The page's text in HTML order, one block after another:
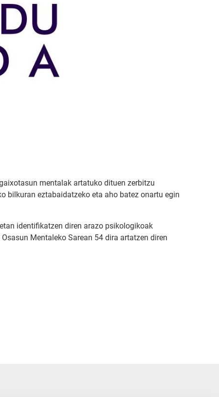
mentalak artatuko dituen zerbitzu
bilkuran eztabaidatzeko eta aho batez onartu egin
identifikatzen diren arazo psikologikoak
Mentaleko Sarean 54 dira artatzen diren